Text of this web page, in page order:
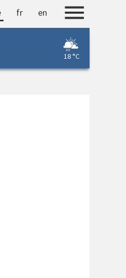
fr en
18 °C